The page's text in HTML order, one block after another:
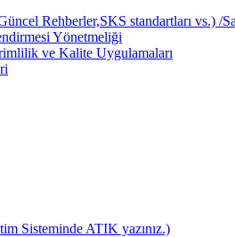
Rehberler,SKS standartları vs.) /
Yönetmeliği
ve Kalite Uygulamaları
Sisteminde ATIK yazınız.)